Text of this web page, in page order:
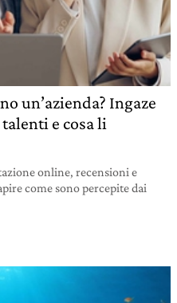
un’azienda? Ingaze
e cosa li
online, recensioni e
come sono percepite dai